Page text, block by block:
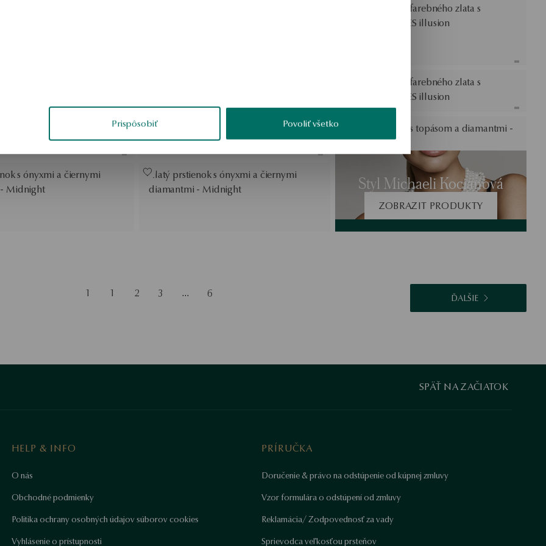
Prispôsobiť Povoliť všetko
Prstienok z dvojfarebného zlata s
diamantom - YES illusion
Prstienok z dvojfarebného zlata s
diamantom - YES illusion
- YES illusion
Prstienok z dvojfarebného zlata s
diamantom
Zlatý prstienok s topásom a diamantmi -
Daylight
s ónyxmi a čiernymi
Midnight
Zlatý prstienok s ónyxmi a čiernymi
diamantmi - Midnight
Styl Michaeli Kocianová
ZOBRAZIT PRODUKTY
1 1 2 3 … 6 ĎALŠIE
SPÄŤ NA ZAČIATOK
HELP & INFO
O nás
Obchodné podmienky
Politika ochrany osobných údajov súborov cookies
Vyhlásenie o prístupnosti
PRÍRUČKA
Doručenie & právo na odstúpenie od kúpnej zmluvy
Vzor formulára o odstúpení od zmluvy
Reklamácia/ Zodpovednosť za vady
Sprievodca veľkosťou prsteňov